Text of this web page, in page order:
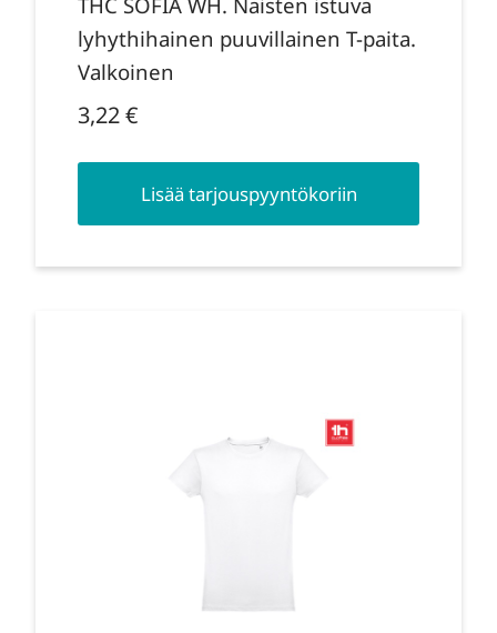
lyhythihainen puuvillainen T-paita.
Valkoinen
3,22€
Lisää tarjouspyyntökoriin